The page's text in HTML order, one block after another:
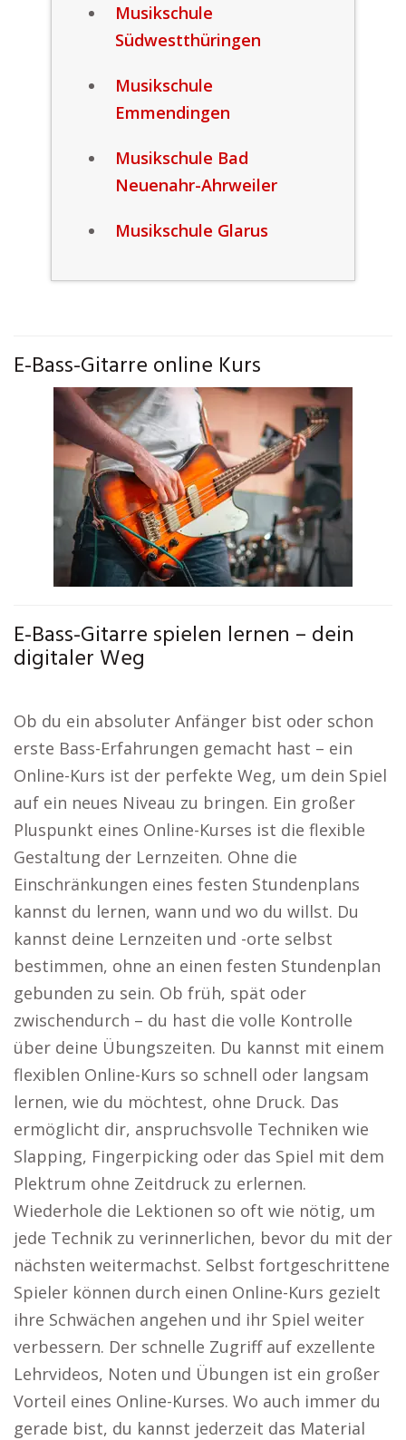
Musikschule
Südwestthüringen
Musikschule
Emmendingen
Musikschule Bad
Neuenahr-Ahrweiler
Musikschule Glarus
E-Bass-Gitarre online Kurs
E-Bass-Gitarre spielen lernen – dein
digitaler Weg
Ob du ein absoluter Anfänger bist oder schon
erste Bass-Erfahrungen gemacht hast – ein
Online-Kurs ist der perfekte Weg, um dein Spiel
auf ein neues Niveau zu bringen. Ein großer
Pluspunkt eines Online-Kurses ist die flexible
Gestaltung der Lernzeiten. Ohne die
Einschränkungen eines festen Stundenplans
kannst du lernen, wann und wo du willst. Du
kannst deine Lernzeiten und -orte selbst
bestimmen, ohne an einen festen Stundenplan
gebunden zu sein. Ob früh, spät oder
zwischendurch – du hast die volle Kontrolle
über deine Übungszeiten. Du kannst mit einem
flexiblen Online-Kurs so schnell oder langsam
lernen, wie du möchtest, ohne Druck. Das
ermöglicht dir, anspruchsvolle Techniken wie
Slapping, Fingerpicking oder das Spiel mit dem
Plektrum ohne Zeitdruck zu erlernen.
Wiederhole die Lektionen so oft wie nötig, um
jede Technik zu verinnerlichen, bevor du mit der
nächsten weitermachst. Selbst fortgeschrittene
Spieler können durch einen Online-Kurs gezielt
ihre Schwächen angehen und ihr Spiel weiter
verbessern. Der schnelle Zugriff auf exzellente
Lehrvideos, Noten und Übungen ist ein großer
Vorteil eines Online-Kurses. Wo auch immer du
gerade bist, du kannst jederzeit das Material